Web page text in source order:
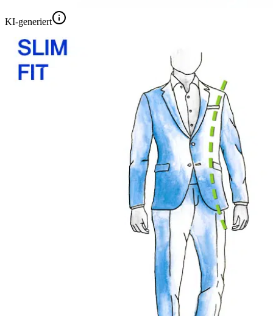
KI-generiert